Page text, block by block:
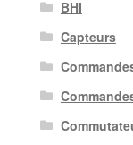
BHI
Capteurs